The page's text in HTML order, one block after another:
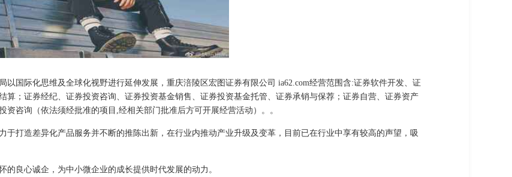
国际化思维及全球化视野进行延伸发展，重庆涪陵区宏图证券有限公司 ia62.com经营范围含:证券软件开发、证
算；证券经纪、证券投资咨询、证券投资基金销售、证券投资基金托管、证券承销与保荐；证券自营、证券资产
咨询（依法须经批准的项目,经相关部门批准后方可开展经营活动）。。
于打造差异化产品服务并不断的推陈出新，在行业内推动产业升级及变革，目前已在行业中享有较高的声望，吸
良心诚企，为中小微企业的成长提供时代发展的动力。